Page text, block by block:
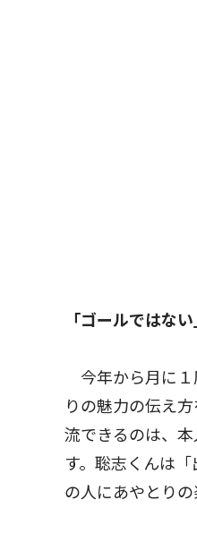
「ゴールではない
今年から月に１
りの魅力の伝え
流できるのは、
す。聡志くんは
の人にあやとり